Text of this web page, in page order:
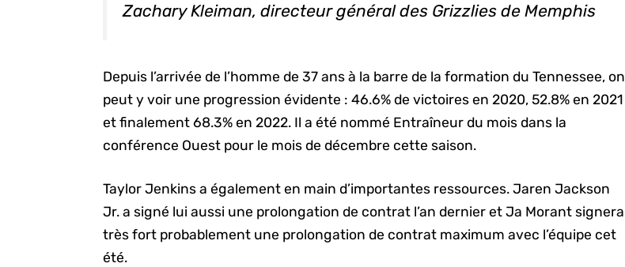
Zachary Kleiman, directeur général des Grizzlies de Memphis
Depuis l’arrivée de l’homme de 37 ans à la barre de la formation du Tennessee, on
peut y voir une progression évidente : 46.6% de victoires en 2020, 52.8% en 2021
et finalement 68.3% en 2022. Il a été nommé Entraîneur du mois dans la
conférence Ouest pour le mois de décembre cette saison.
Taylor Jenkins a également en main d’importantes ressources. Jaren Jackson
Jr. a signé lui aussi une prolongation de contrat l’an dernier et Ja Morant signera
très fort probablement une prolongation de contrat maximum avec l’équipe cet
été.